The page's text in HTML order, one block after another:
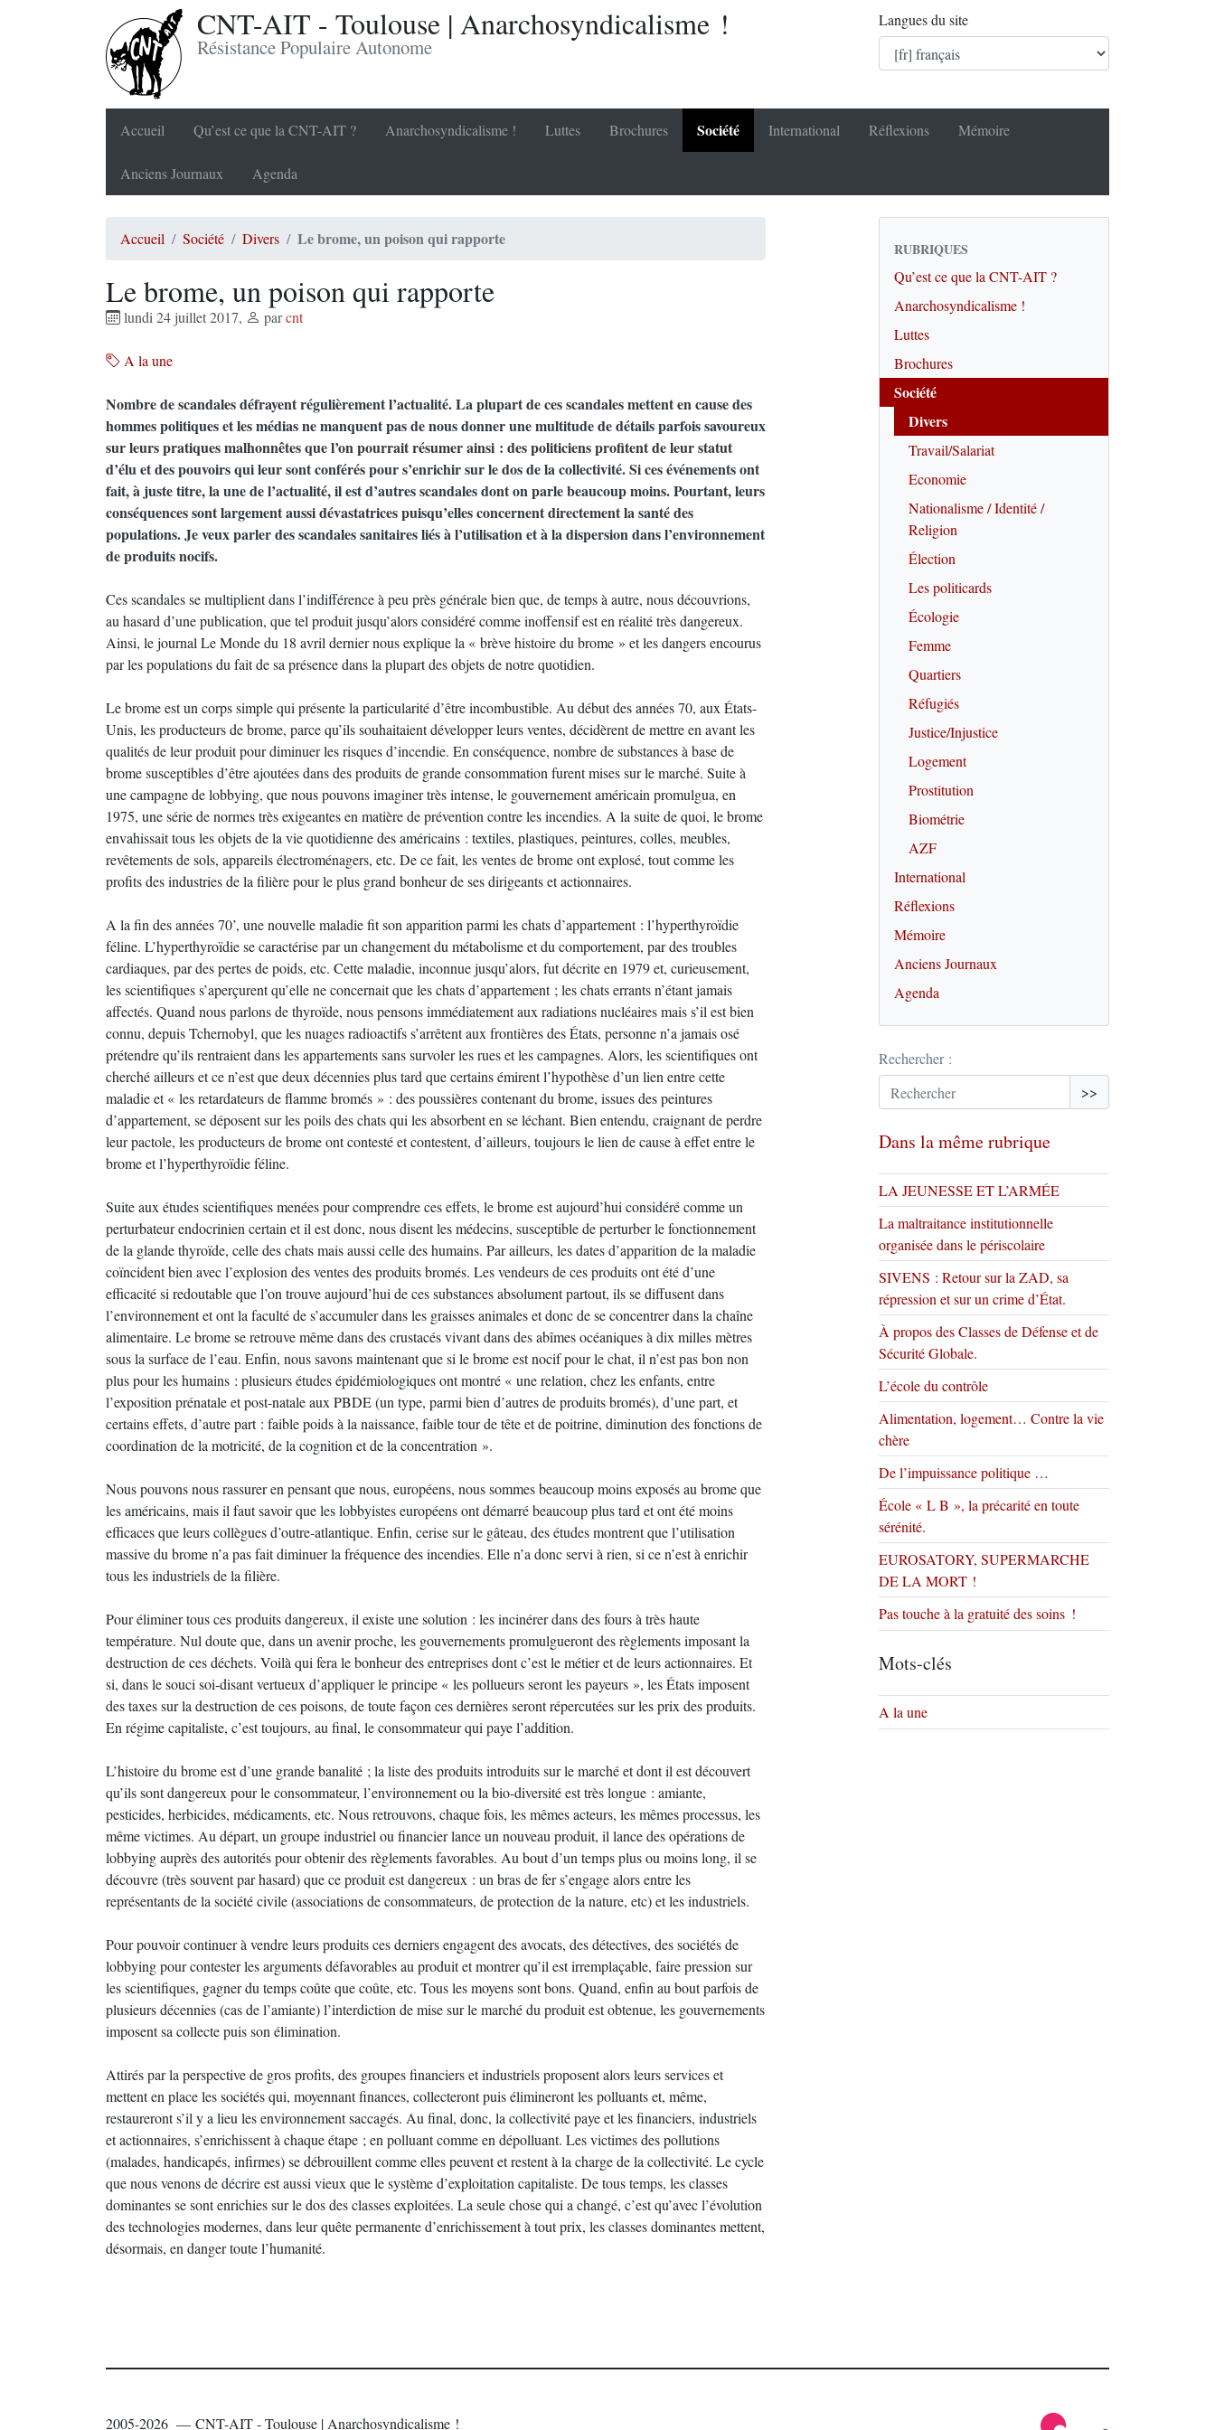
CNT-AIT - Toulouse | Anarchosyndicalisme !
Résistance Populaire Autonome
Langues du site
Accueil Qu’est ce que la CNT-AIT ? Anarchosyndicalisme ! Luttes Brochures Société International Réflexions Mémoire
Anciens Journaux Agenda
Accueil Société Divers Le brome, un poison qui rapporte
Le brome, un poison qui rapporte
lundi 24 juillet 2017, parcnt
A la une
Nombre de scandales défrayent régulièrement l’actualité. La plupart de ces scandales mettent en cause des
hommes politiques et les médias ne manquent pas de nous donner une multitude de détails parfois savoureux
sur leurs pratiques malhonnêtes que l’on pourrait résumer ainsi : des politiciens profitent de leur statut
d’élu et des pouvoirs qui leur sont conférés pour s’enrichir sur le dos de la collectivité. Si ces événements ont
fait, à juste titre, la une de l’actualité, il est d’autres scandales dont on parle beaucoup moins. Pourtant, leurs
conséquences sont largement aussi dévastatrices puisqu’elles concernent directement la santé des
populations. Je veux parler des scandales sanitaires liés à l’utilisation et à la dispersion dans l’environnement
de produits nocifs.
Ces scandales se multiplient dans l’indifférence à peu près générale bien que, de temps à autre, nous découvrions,
au hasard d’une publication, que tel produit jusqu’alors considéré comme inoffensif est en réalité très dangereux.
Ainsi, le journal Le Monde du 18 avril dernier nous explique la « brève histoire du brome » et les dangers encourus
par les populations du fait de sa présence dans la plupart des objets de notre quotidien.
Le brome est un corps simple qui présente la particularité d’être incombustible. Au début des années 70, aux États-
Unis, les producteurs de brome, parce qu’ils souhaitaient développer leurs ventes, décidèrent de mettre en avant les
qualités de leur produit pour diminuer les risques d’incendie. En conséquence, nombre de substances à base de
brome susceptibles d’être ajoutées dans des produits de grande consommation furent mises sur le marché. Suite à
une campagne de lobbying, que nous pouvons imaginer très intense, le gouvernement américain promulgua, en
1975, une série de normes très exigeantes en matière de prévention contre les incendies. A la suite de quoi, le brome
envahissait tous les objets de la vie quotidienne des américains : textiles, plastiques, peintures, colles, meubles,
revêtements de sols, appareils électroménagers, etc. De ce fait, les ventes de brome ont explosé, tout comme les
profits des industries de la filière pour le plus grand bonheur de ses dirigeants et actionnaires.
A la fin des années 70’, une nouvelle maladie fit son apparition parmi les chats d’appartement : l’hyperthyroïdie
féline. L’hyperthyroïdie se caractérise par un changement du métabolisme et du comportement, par des troubles
cardiaques, par des pertes de poids, etc. Cette maladie, inconnue jusqu’alors, fut décrite en 1979 et, curieusement,
les scientifiques s’aperçurent qu’elle ne concernait que les chats d’appartement ; les chats errants n’étant jamais
affectés. Quand nous parlons de thyroïde, nous pensons immédiatement aux radiations nucléaires mais s’il est bien
connu, depuis Tchernobyl, que les nuages radioactifs s’arrêtent aux frontières des États, personne n’a jamais osé
prétendre qu’ils rentraient dans les appartements sans survoler les rues et les campagnes. Alors, les scientifiques ont
cherché ailleurs et ce n’est que deux décennies plus tard que certains émirent l’hypothèse d’un lien entre cette
maladie et « les retardateurs de flamme bromés » : des poussières contenant du brome, issues des peintures
d’appartement, se déposent sur les poils des chats qui les absorbent en se léchant. Bien entendu, craignant de perdre
leur pactole, les producteurs de brome ont contesté et contestent, d’ailleurs, toujours le lien de cause à effet entre le
brome et l’hyperthyroïdie féline.
Suite aux études scientifiques menées pour comprendre ces effets, le brome est aujourd’hui considéré comme un
perturbateur endocrinien certain et il est donc, nous disent les médecins, susceptible de perturber le fonctionnement
de la glande thyroïde, celle des chats mais aussi celle des humains. Par ailleurs, les dates d’apparition de la maladie
coïncident bien avec l’explosion des ventes des produits bromés. Les vendeurs de ces produits ont été d’une
efficacité si redoutable que l’on trouve aujourd’hui de ces substances absolument partout, ils se diffusent dans
l’environnement et ont la faculté de s’accumuler dans les graisses animales et donc de se concentrer dans la chaîne
alimentaire. Le brome se retrouve même dans des crustacés vivant dans des abîmes océaniques à dix milles mètres
sous la surface de l’eau. Enfin, nous savons maintenant que si le brome est nocif pour le chat, il n’est pas bon non
plus pour les humains : plusieurs études épidémiologiques ont montré « une relation, chez les enfants, entre
l’exposition prénatale et post-natale aux PBDE (un type, parmi bien d’autres de produits bromés), d’une part, et
certains effets, d’autre part : faible poids à la naissance, faible tour de tête et de poitrine, diminution des fonctions de
coordination de la motricité, de la cognition et de la concentration ».
Nous pouvons nous rassurer en pensant que nous, européens, nous sommes beaucoup moins exposés au brome que
les américains, mais il faut savoir que les lobbyistes européens ont démarré beaucoup plus tard et ont été moins
efficaces que leurs collègues d’outre-atlantique. Enfin, cerise sur le gâteau, des études montrent que l’utilisation
massive du brome n’a pas fait diminuer la fréquence des incendies. Elle n’a donc servi à rien, si ce n’est à enrichir
tous les industriels de la filière.
Pour éliminer tous ces produits dangereux, il existe une solution : les incinérer dans des fours à très haute
température. Nul doute que, dans un avenir proche, les gouvernements promulgueront des règlements imposant la
destruction de ces déchets. Voilà qui fera le bonheur des entreprises dont c’est le métier et de leurs actionnaires. Et
si, dans le souci soi-disant vertueux d’appliquer le principe « les pollueurs seront les payeurs », les États imposent
des taxes sur la destruction de ces poisons, de toute façon ces dernières seront répercutées sur les prix des produits.
En régime capitaliste, c’est toujours, au final, le consommateur qui paye l’addition.
L’histoire du brome est d’une grande banalité ; la liste des produits introduits sur le marché et dont il est découvert
qu’ils sont dangereux pour le consommateur, l’environnement ou la bio-diversité est très longue : amiante,
pesticides, herbicides, médicaments, etc. Nous retrouvons, chaque fois, les mêmes acteurs, les mêmes processus, les
même victimes. Au départ, un groupe industriel ou financier lance un nouveau produit, il lance des opérations de
lobbying auprès des autorités pour obtenir des règlements favorables. Au bout d’un temps plus ou moins long, il se
découvre (très souvent par hasard) que ce produit est dangereux : un bras de fer s’engage alors entre les
représentants de la société civile (associations de consommateurs, de protection de la nature, etc) et les industriels.
Pour pouvoir continuer à vendre leurs produits ces derniers engagent des avocats, des détectives, des sociétés de
lobbying pour contester les arguments défavorables au produit et montrer qu’il est irremplaçable, faire pression sur
les scientifiques, gagner du temps coûte que coûte, etc. Tous les moyens sont bons. Quand, enfin au bout parfois de
plusieurs décennies (cas de l’amiante) l’interdiction de mise sur le marché du produit est obtenue, les gouvernements
imposent sa collecte puis son élimination.
Attirés par la perspective de gros profits, des groupes financiers et industriels proposent alors leurs services et
mettent en place les sociétés qui, moyennant finances, collecteront puis élimineront les polluants et, même,
restaureront s’il y a lieu les environnement saccagés. Au final, donc, la collectivité paye et les financiers, industriels
et actionnaires, s’enrichissent à chaque étape ; en polluant comme en dépolluant. Les victimes des pollutions
(malades, handicapés, infirmes) se débrouillent comme elles peuvent et restent à la charge de la collectivité. Le cycle
que nous venons de décrire est aussi vieux que le système d’exploitation capitaliste. De tous temps, les classes
dominantes se sont enrichies sur le dos des classes exploitées. La seule chose qui a changé, c’est qu’avec l’évolution
des technologies modernes, dans leur quête permanente d’enrichissement à tout prix, les classes dominantes mettent,
désormais, en danger toute l’humanité.
RUBRIQUES
Qu’est ce que la CNT-AIT ?
Anarchosyndicalisme !
Luttes
Brochures
Société
Divers
Travail/Salariat
Economie
Nationalisme / Identité /
Religion
Élection
Les politicards
Écologie
Femme
Quartiers
Réfugiés
Justice/Injustice
Logement
Prostitution
Biométrie
AZF
International
Réflexions
Mémoire
Anciens Journaux
Agenda
Rechercher :
>>
Dans la même rubrique
LA JEUNESSE ET L’ARMÉE
La maltraitance institutionnelle
organisée dans le périscolaire
SIVENS : Retour sur la ZAD, sa
répression et sur un crime d’État.
À propos des Classes de Défense et de
Sécurité Globale.
L’école du contrôle
Alimentation, logement… Contre la vie
chère
De l’impuissance politique …
École « L B », la précarité en toute
sérénité.
EUROSATORY, SUPERMARCHE
DE LA MORT !
Pas touche à la gratuité des soins !
Mots-clés
A la une
2005-2026 — CNT-AIT - Toulouse | Anarchosyndicalisme !